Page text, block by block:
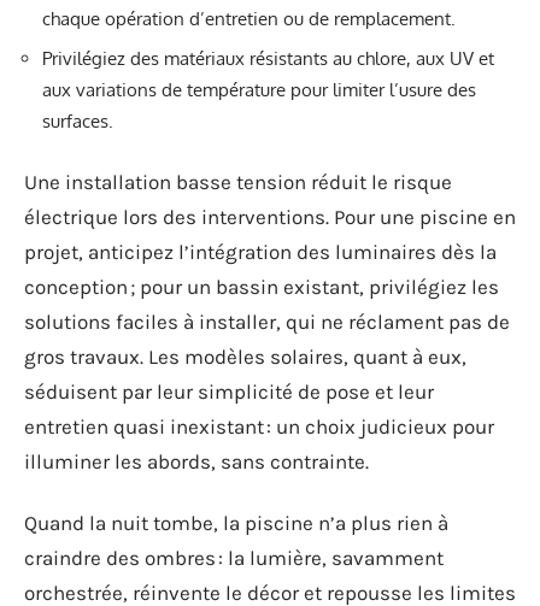
chaque opération d’entretien ou de remplacement.
Privilégiez des matériaux résistants au chlore, aux UV et
aux variations de température pour limiter l’usure des
surfaces.
Une installation basse tension réduit le risque
électrique lors des interventions. Pour une piscine en
projet, anticipez l’intégration des luminaires dès la
conception ; pour un bassin existant, privilégiez les
solutions faciles à installer, qui ne réclament pas de
gros travaux. Les modèles solaires, quant à eux,
séduisent par leur simplicité de pose et leur
entretien quasi inexistant : un choix judicieux pour
illuminer les abords, sans contrainte.
Quand la nuit tombe, la piscine n’a plus rien à
craindre des ombres : la lumière, savamment
orchestrée, réinvente le décor et repousse les limites